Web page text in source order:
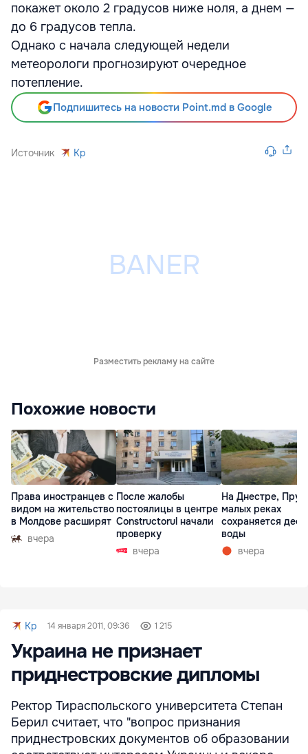
покажет около 2 градусов ниже ноля, а днем —
до 6 градусов тепла.
Однако с начала следующей недели
метеорологи прогнозируют очередное
потепление.
Подпишитесь на новости Point.md в Google
Источник Kp
Разместить рекламу на сайте
Похожие новости
Права иностранцев с
видом на жительство
в Молдове расширят
вчера
После жалобы
постоялицы в центре
Constructorul начали
проверку
вчера
На Днестре,
малых реках
сохраняется
воды
вчера
Kp 14 января 2011, 09:36 1 215
Украина не признает
приднестровские дипломы
Ректор Тираспольского университета Степан
Берил считает, что "вопрос признания
приднестровских документов об образовании